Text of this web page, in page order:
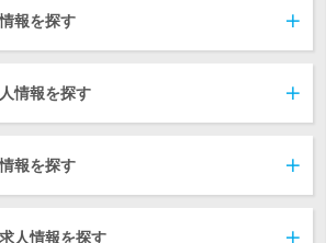
報を探す
情報を探す
報を探す
人情報を探す